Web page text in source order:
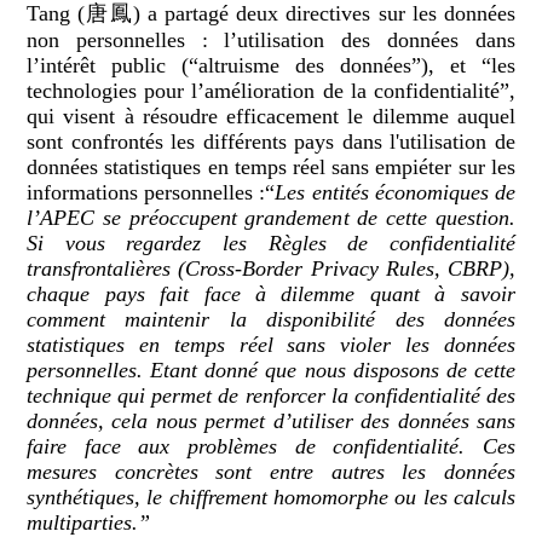
Tang (唐鳳) a partagé deux directives sur les données
non personnelles : l’utilisation des données dans
l’intérêt public (“altruisme des données”), et “les
technologies pour l’amélioration de la confidentialité”,
qui visent à résoudre efficacement le dilemme auquel
sont confrontés les différents pays dans l'utilisation de
données statistiques en temps réel sans empiéter sur les
informations personnelles :“Les entités économiques de
l’APEC se préoccupent grandement de cette question.
Si vous regardez les Règles de confidentialité
transfrontalières (Cross-Border Privacy Rules, CBRP),
chaque pays fait face à dilemme quant à savoir
comment maintenir la disponibilité des données
statistiques en temps réel sans violer les données
personnelles. Etant donné que nous disposons de cette
technique qui permet de renforcer la confidentialité des
données, cela nous permet d’utiliser des données sans
faire face aux problèmes de confidentialité. Ces
mesures concrètes sont entre autres les données
synthétiques, le chiffrement homomorphe ou les calculs
multiparties.”